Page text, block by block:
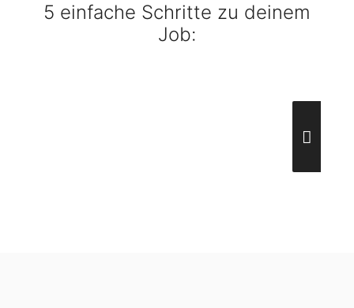
5 einfache Schritte zu deinem
Job: